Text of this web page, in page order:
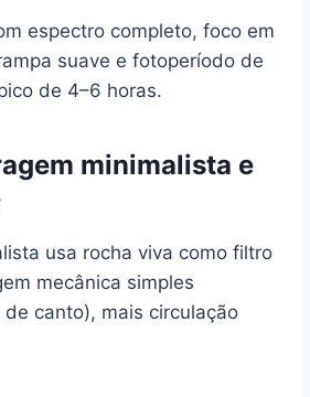
espectro completo, foco em
suave e fotoperíodo de
de 4–6 horas.
minimalista e
usa rocha viva como filtro
mecânica simples
canto), mais circulação